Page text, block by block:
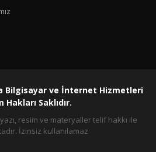
Bilgisayar ve İnternet Hizmetleri
Hakları Saklıdır.
resim ve materyaller telif hakkı ile
İzinsiz kullanılamaz